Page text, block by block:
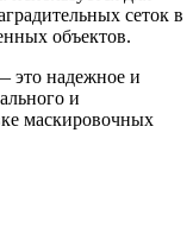
сеток в
объектов.
надежное и
и
маскировочных